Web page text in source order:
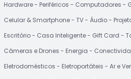
 Departamentos
Cupons
Mais Vendidos
ENTRE
CADASTRE-SE
Hardware Periféricos Computadores
Celular & Smartphone
TV Áudio
Escritório
Casa Inteligente Gift Card
Câmeras e Drones
Energia
Eletrodomésticos
Eletroportáteis Ar e